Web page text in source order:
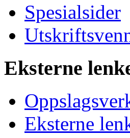
Spesialsider
Eksterne
Eksterne